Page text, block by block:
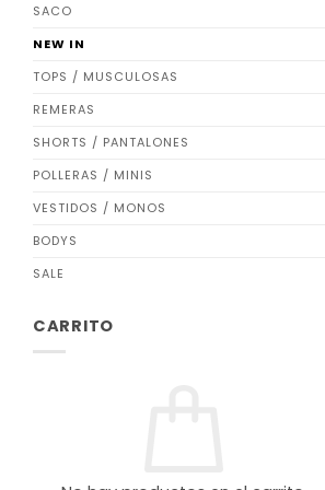
SACO
NEW IN
TOPS / MUSCULOSAS
REMERAS
SHORTS / PANTALONES
POLLERAS / MINIS
VESTIDOS / MONOS
BODYS
SALE
CARRITO